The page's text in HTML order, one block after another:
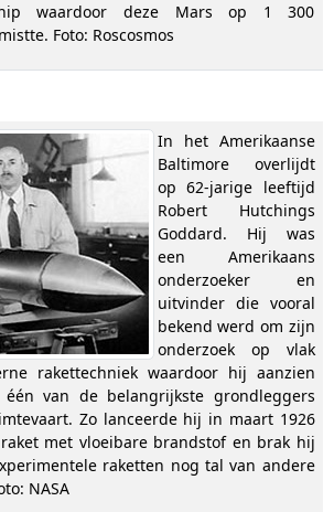
waardoor deze Mars op 1 300
Foto: Roscosmos
In het Amerikaanse
Baltimore overlijdt
op 62-jarige leeftijd
Robert Hutchings
Goddard. Hij was
een Amerikaans
onderzoeker en
uitvinder die vooral
bekend werd om zijn
onderzoek op vlak
rakettechniek waardoor hij aanzien
van de belangrijkste grondleggers
Zo lanceerde hij in maart 1926
met vloeibare brandstof en brak hij
raketten nog tal van andere
NASA